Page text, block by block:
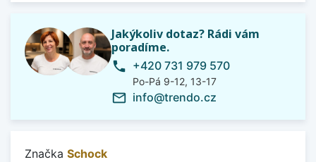
Jakýkoliv dotaz? Rádi vám
poradíme.
phone +420 731 979 570
Po-Pá 9-12, 13-17
mail_outline info@trendo.cz
Značka Schock